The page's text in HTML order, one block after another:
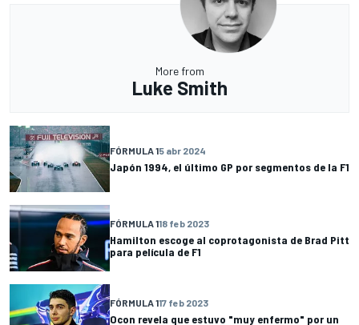
More from
Luke Smith
FÓRMULA 15 abr 2024
Japón 1994, el último GP por segmentos de la F1
FÓRMULA 118 feb 2023
Hamilton escoge al coprotagonista de Brad Pitt
para película de F1
FÓRMULA 117 feb 2023
Ocon revela que estuvo "muy enfermo" por un